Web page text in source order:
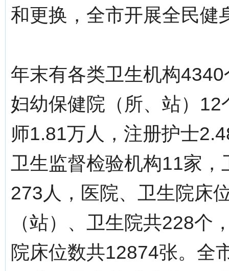
和更换，全市开展全民健
年末有各类卫生机构
妇幼保健院（所、站）
师1.81万人，注册护士
卫生监督检验机构11家
273人，医院、卫生院床
（站）、卫生院共228个
院床位数共12874张。全